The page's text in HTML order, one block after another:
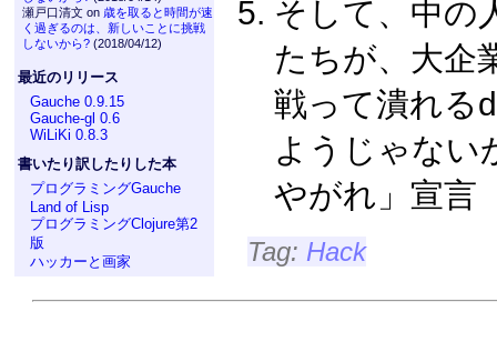
瀬戸口清文 on 歳を取ると時間が速
く過ぎるのは、新しいことに挑戦
しないから?(2018/04/12)
最近のリリース
Gauche 0.9.15
Gauche-gl 0.6
WiLiKi 0.8.3
書いたり訳したりした本
プログラミングGauche
Land of Lisp
プログラミングClojure第2
版
ハッカーと画家
そして、中の
たちが、大企
戦って潰れる
ようじゃない
やがれ」宣
Tag: Hack